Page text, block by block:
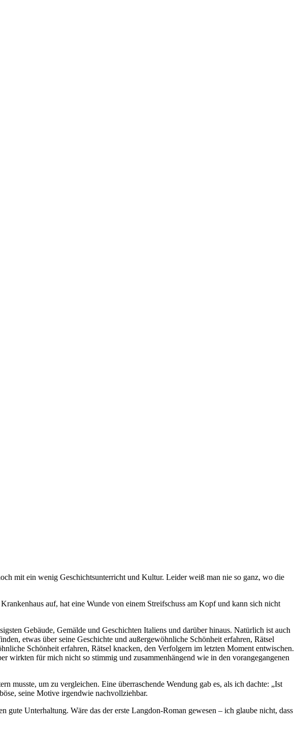
mit ein wenig Geschichtsunterricht und Kultur. Leider weiß man nie so ganz, wo die
auf, hat eine Wunde von einem Streifschuss am Kopf und kann sich nicht
Gebäude, Gemälde und Geschichten Italiens und darüber hinaus. Natürlich ist auch
etwas über seine Geschichte und außergewöhnliche Schönheit erfahren, Rätsel
Schönheit erfahren, Rätsel knacken, den Verfolgern im letzten Moment entwischen.
wirkten für mich nicht so stimmig und zusammenhängend wie in den vorangegangenen
musste, um zu vergleichen. Eine überraschende Wendung gab es, als ich dachte: „Ist
seine Motive irgendwie nachvollziehbar.
gute Unterhaltung. Wäre das der erste Langdon-Roman gewesen – ich glaube nicht, dass